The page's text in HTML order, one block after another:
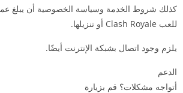
للعب Clash Royale أو تنزيلها.
يلزم وجود اتصال بشبكة الإنترنت أيضًا.
الدعم
أتواجه مشكلات؟ قم بزيارة